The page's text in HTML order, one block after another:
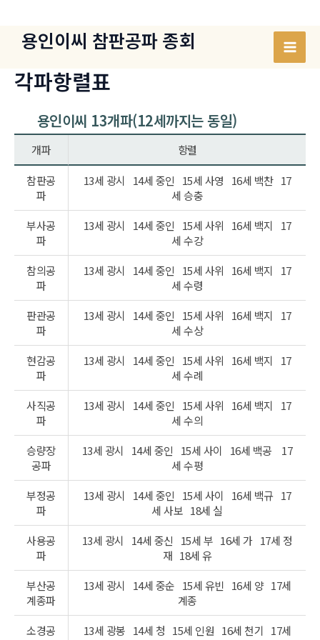
용인이씨 참판공파 종회
Main
각파항렬표
용인이씨 13개파(12세까지는 동일)
개파 항렬
참판공
파
13세 광시 14세 중인 15세 사영 16세 백찬 17
세 승충
부사공
파
13세 광시 14세 중인 15세 사위 16세 백지
17
세 수강
참의공
파
13세 광시 14세 중인 15세 사위 16세 백지
17
세 수령
판관공
파
13세 광시 14세 중인 15세 사위 16세 백지
17
세 수상
현감공
파
13세 광시 14세 중인 15세 사위 16세 백지
17
세 수례
사직공
파
13세 광시 14세 중인 15세 사위 16세 백지
17
세 수의
승량장
공파
13세 광시 14세 중인 15세 사이 16세 백공
17
세 수평
부정공
파
13세 광시 14세 중인 15세 사이 16세 백규 17
세 사보 18세 실
사용공
파
13세 광시 14세 중신 15세 부 16세 가 17세 정
재 18세 유
부산공
계종파
13세 광시 14세 중순 15세 유빈 16세 양 17세
계종
소경공
13세 광봉 14세 청 15세 인원 16세 천기 17세